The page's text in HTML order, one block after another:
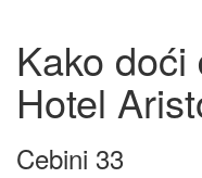
Kako doći
Hotel
Cebini 33